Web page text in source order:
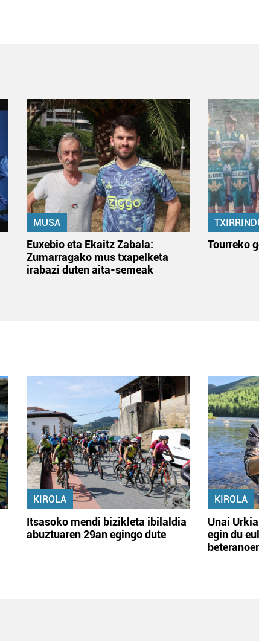
MUSA
Euxebio eta Ekaitz Zabala:
Zumarragako mus txapelketa
irabazi duten aita-semeak
Tourreko
KIROLA
Itsasoko mendi bizikleta ibilaldia
abuztuaren 29an egingo dute
KIROLA
Unai
egin du